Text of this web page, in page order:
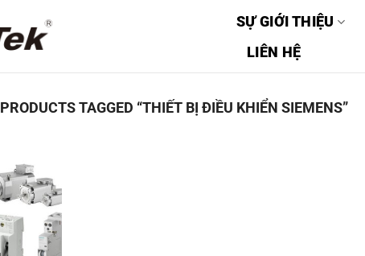
SỰ GIỚI THIỆU
LIÊN HỆ
PRODUCTS TAGGED “THIẾT BỊ ĐIỀU KHIỂN SIEMENS”
Add to
wishlist